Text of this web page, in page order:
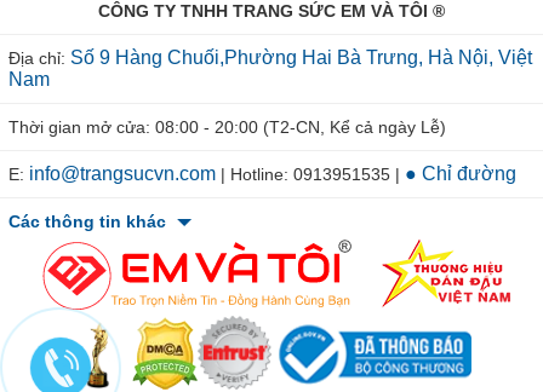
CÔNG TY TNHH TRANG SỨC EM VÀ TÔI ®
Địa chỉ: Số 9 Hàng Chuối,Phường Hai Bà Trưng, Hà Nội, Việt
Nam
Thời gian mở cửa: 08:00 - 20:00 (T2-CN, Kể cả ngày Lễ)
E: info@trangsucvn.com | Hotline: 0913951535 | ● Chỉ đường
Các thông tin khác